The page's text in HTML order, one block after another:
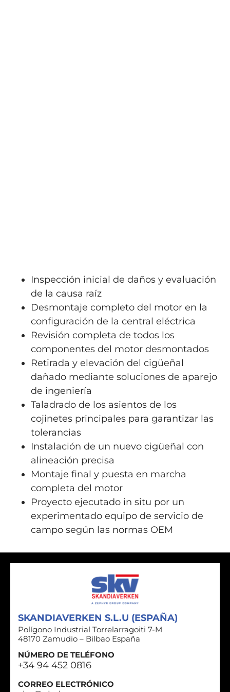
Inspección inicial de daños y evaluación
de la causa raíz
Desmontaje completo del motor en la
configuración de la central eléctrica
Revisión completa de todos los
componentes del motor desmontados
Retirada y elevación del cigüeñal
dañado mediante soluciones de aparejo
de ingeniería
Taladrado de los asientos de los
cojinetes principales para garantizar las
tolerancias
Instalación de un nuevo cigüeñal con
alineación precisa
Montaje final y puesta en marcha
completa del motor
Proyecto ejecutado in situ por un
experimentado equipo de servicio de
campo según las normas OEM
SKANDIAVERKEN S.L.U (ESPAÑA)
Polígono Industrial Torrelarragoiti 7-M
48170 Zamudio – Bilbao España
NÚMERO DE TELÉFONO
+34 94 452 0816
CORREO ELECTRÓNICO